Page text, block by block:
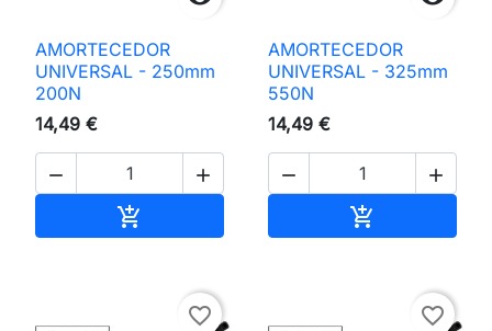
AMORTECEDOR
UNIVERSAL - 250mm
200N
14,49 €
 

AMORTECEDOR
UNIVERSAL - 325mm
550N
14,49 €
 

favorite_border favorite_border